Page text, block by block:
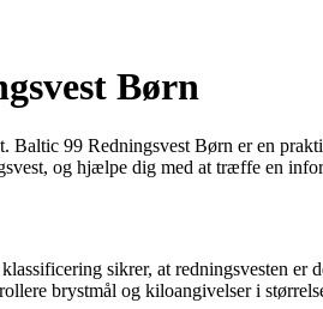
Børn
99 Redningsvest Børn er en
og hjælpe dig med at træffe en
sikrer, at redningsvesten
brystmål og kiloangivelser i